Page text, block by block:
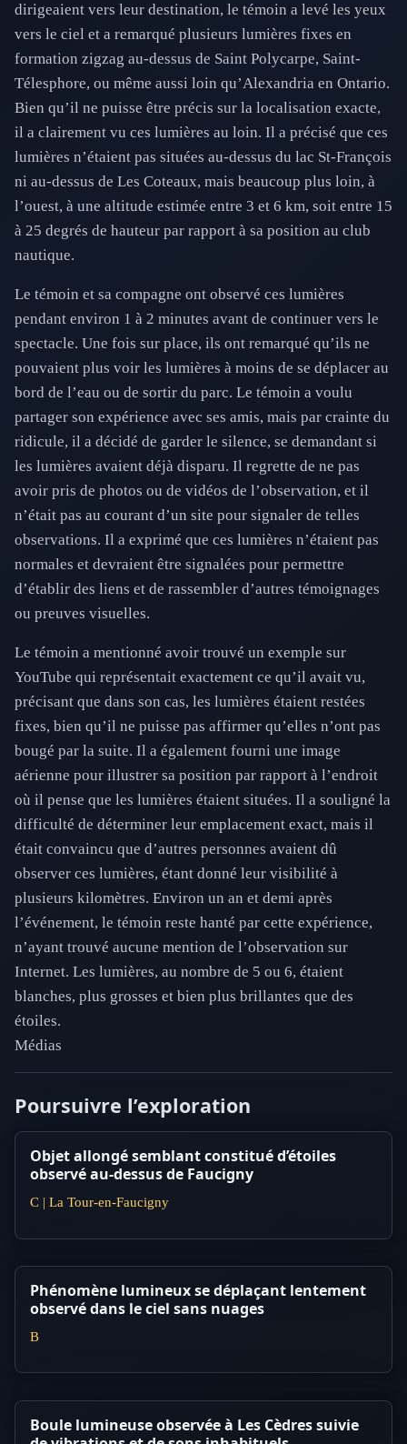
dirigeaient vers leur destination, le témoin a levé les yeux
vers le ciel et a remarqué plusieurs lumières fixes en
formation zigzag au-dessus de Saint Polycarpe, Saint-
Télesphore, ou même aussi loin qu’Alexandria en Ontario.
Bien qu’il ne puisse être précis sur la localisation exacte,
il a clairement vu ces lumières au loin. Il a précisé que ces
lumières n’étaient pas situées au-dessus du lac St-François
ni au-dessus de Les Coteaux, mais beaucoup plus loin, à
l’ouest, à une altitude estimée entre 3 et 6 km, soit entre 15
à 25 degrés de hauteur par rapport à sa position au club
nautique.
Le témoin et sa compagne ont observé ces lumières
pendant environ 1 à 2 minutes avant de continuer vers le
spectacle. Une fois sur place, ils ont remarqué qu’ils ne
pouvaient plus voir les lumières à moins de se déplacer au
bord de l’eau ou de sortir du parc. Le témoin a voulu
partager son expérience avec ses amis, mais par crainte du
ridicule, il a décidé de garder le silence, se demandant si
les lumières avaient déjà disparu. Il regrette de ne pas
avoir pris de photos ou de vidéos de l’observation, et il
n’était pas au courant d’un site pour signaler de telles
observations. Il a exprimé que ces lumières n’étaient pas
normales et devraient être signalées pour permettre
d’établir des liens et de rassembler d’autres témoignages
ou preuves visuelles.
Le témoin a mentionné avoir trouvé un exemple sur
YouTube qui représentait exactement ce qu’il avait vu,
précisant que dans son cas, les lumières étaient restées
fixes, bien qu’il ne puisse pas affirmer qu’elles n’ont pas
bougé par la suite. Il a également fourni une image
aérienne pour illustrer sa position par rapport à l’endroit
où il pense que les lumières étaient situées. Il a souligné la
difficulté de déterminer leur emplacement exact, mais il
était convaincu que d’autres personnes avaient dû
observer ces lumières, étant donné leur visibilité à
plusieurs kilomètres. Environ un an et demi après
l’événement, le témoin reste hanté par cette expérience,
n’ayant trouvé aucune mention de l’observation sur
Internet. Les lumières, au nombre de 5 ou 6, étaient
blanches, plus grosses et bien plus brillantes que des
étoiles.
Médias
Poursuivre l’exploration
Objet allongé semblant constitué d’étoiles
observé au-dessus de Faucigny
C | La Tour-en-Faucigny
Phénomène lumineux se déplaçant lentement
observé dans le ciel sans nuages
B
Boule lumineuse observée à Les Cèdres suivie